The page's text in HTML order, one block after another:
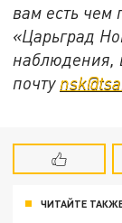
вам есть чем
«Царьград
наблюдения,
почту
ЧИТАЙТЕ